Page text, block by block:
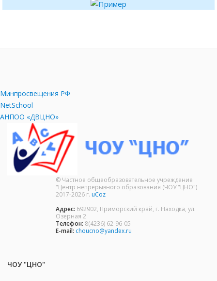
Минпросвещения РФ
NetSchool
АНПОО «ДВЦНО»
© Частное общеобразовательное учреждение
"Центр непрерывного образования (ЧОУ "ЦНО")
2017-2026 г. uCoz
Адрес: 692902, Приморский край, г. Находка, ул.
Озерная 2
Телефон: 8(4236) 62-96-05
E-mail: choucno@yandex.ru
ЧОУ "ЦНО"